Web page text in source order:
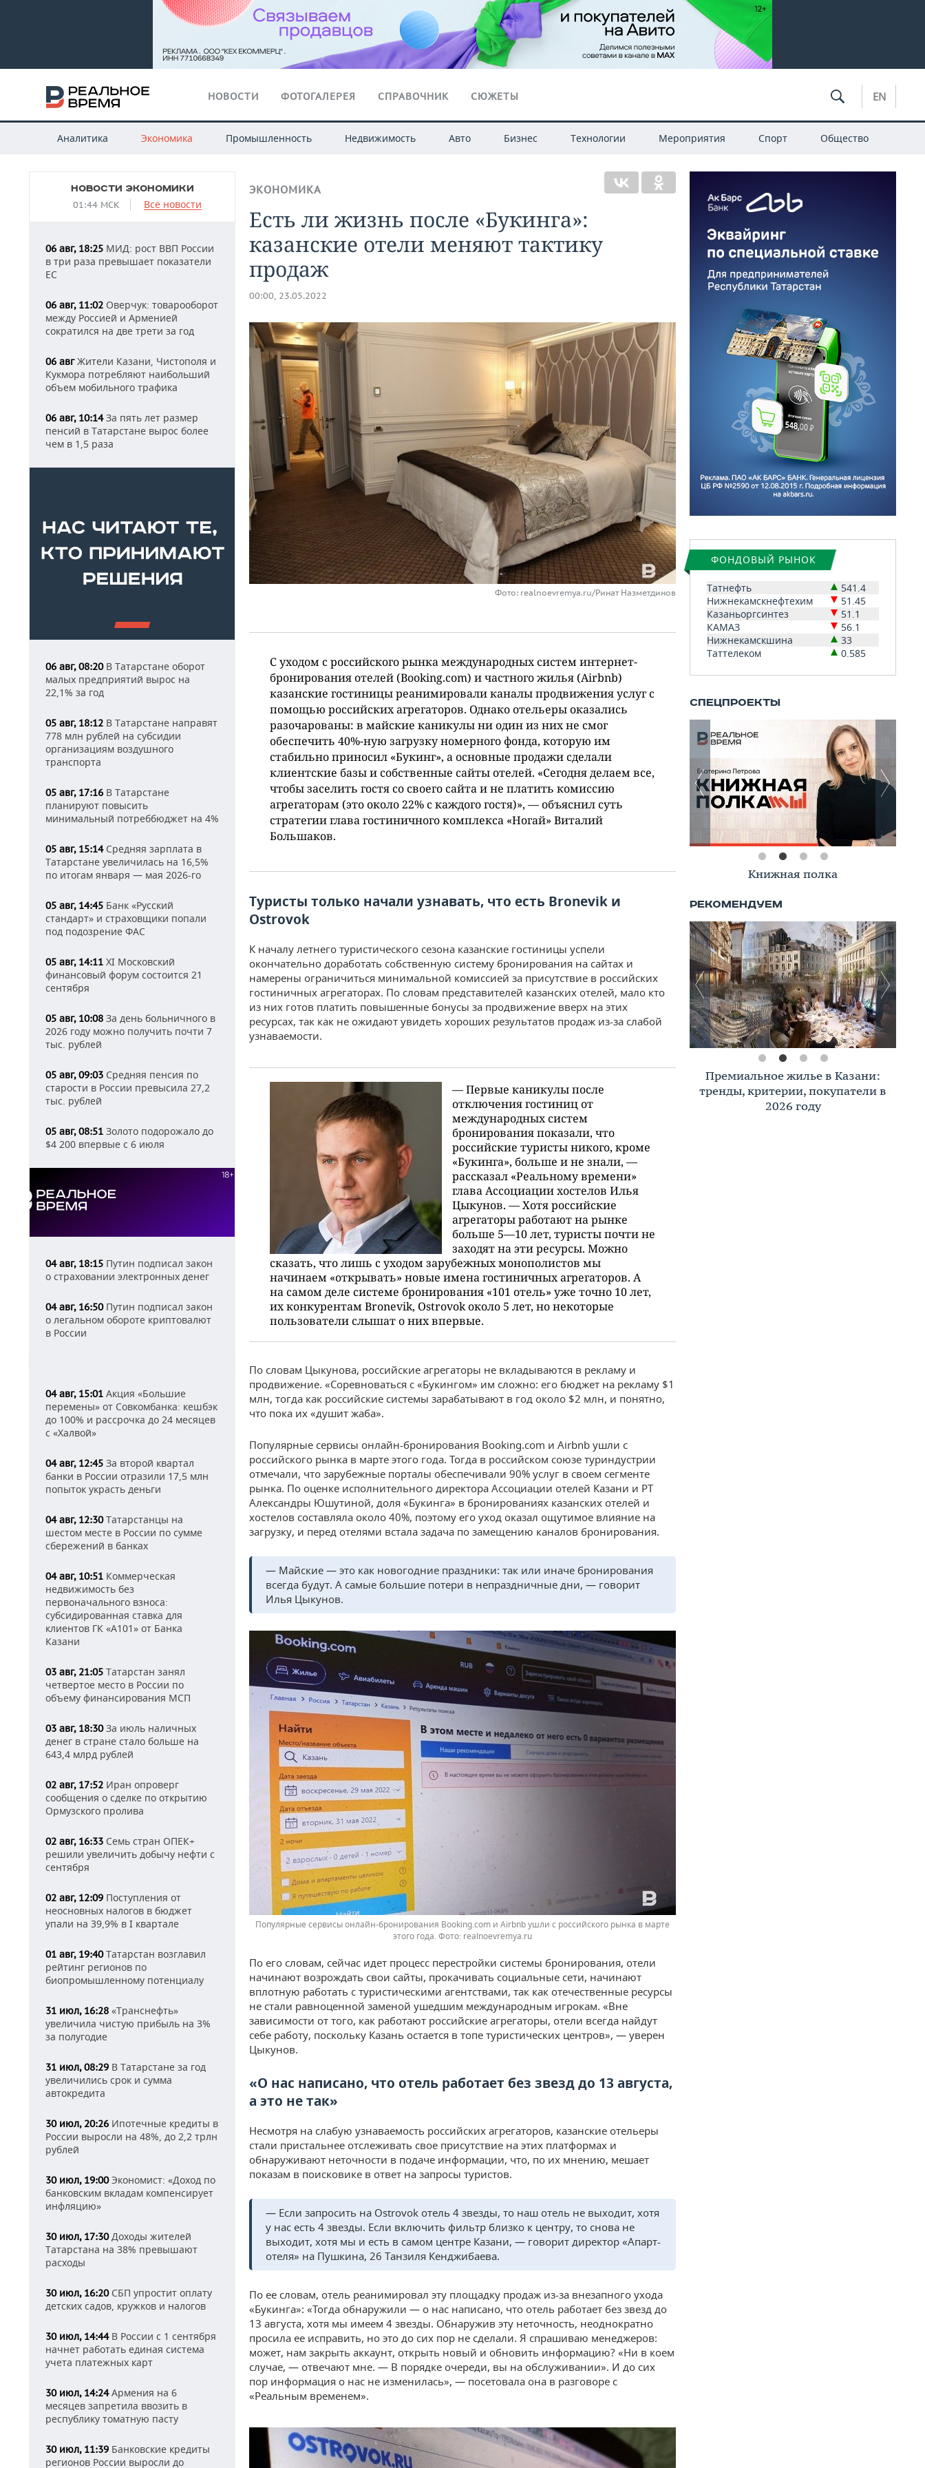
НОВОСТИ ФОТОГАЛЕРЕЯ СПРАВОЧНИК СЮЖЕТЫ EN
Аналитика Экономика Промышленность Недвижимость Авто Бизнес Технологии Мероприятия Спорт Общество
НОВОСТИ ЭКОНОМИКИ
01:44 МСК Все новости
06 авг, 18:25 МИД: рост ВВП России
в три раза превышает показатели
ЕС
06 авг, 11:02 Оверчук: товарооборот
между Россией и Арменией
сократился на две трети за год
06 авгЖители Казани, Чистополя и
Кукмора потребляют наибольший
объем мобильного трафика
06 авг, 10:14За пять лет размер
пенсий в Татарстане вырос более
чем в 1,5 раза
06 авг, 08:20В Татарстане оборот
малых предприятий вырос на
22,1% за год
05 авг, 18:12 В Татарстане направят
778 млн рублей на субсидии
организациям воздушного
транспорта
05 авг, 17:16 В Татарстане
планируют повысить
минимальный потреббюджет на 4%
05 авг, 15:14Средняя зарплата в
Татарстане увеличилась на 16,5%
по итогам января — мая 2026-го
05 авг, 14:45 Банк «Русский
стандарт» и страховщики попали
под подозрение ФАС
05 авг, 14:11 XI Московский
финансовый форум состоится 21
сентября
05 авг, 10:08 За день больничного в
2026 году можно получить почти 7
тыс. рублей
05 авг, 09:03 Средняя пенсия по
старости в России превысила 27,2
тыс. рублей
05 авг, 08:51 Золото подорожало до
$4 200 впервые с 6 июля
04 авг, 18:15 Путин подписал закон
о страховании электронных денег
04 авг, 16:50Путин подписал закон
о легальном обороте криптовалют
в России
04 авг, 15:01 Акция «Большие
перемены» от Совкомбанка: кешбэк
до 100% и рассрочка до 24 месяцев
с «Халвой»
04 авг, 12:45 За второй квартал
банки в России отразили 17,5 млн
попыток украсть деньги
04 авг, 12:30Татарстанцы на
шестом месте в России по сумме
сбережений в банках
04 авг, 10:51 Коммерческая
недвижимость без
первоначального взноса:
субсидированная ставка для
клиентов ГК «А101» от Банка
Казани
03 авг, 21:05 Татарстан занял
четвертое место в России по
объему финансирования МСП
03 авг, 18:30За июль наличных
денег в стране стало больше на
643,4 млрд рублей
02 авг, 17:52 Иран опроверг
сообщения о сделке по открытию
Ормузского пролива
02 авг, 16:33 Семь стран ОПЕК+
решили увеличить добычу нефти с
сентября
02 авг, 12:09 Поступления от
неосновных налогов в бюджет
упали на 39,9% в I квартале
01 авг, 19:40Татарстан возглавил
рейтинг регионов по
биопромышленному потенциалу
31 июл, 16:28 «Транснефть»
увеличила чистую прибыль на 3%
за полугодие
31 июл, 08:29 В Татарстане за год
увеличились срок и сумма
автокредита
30 июл, 20:26 Ипотечные кредиты в
России выросли на 48%, до 2,2 трлн
рублей
30 июл, 19:00Экономист: «Доход по
банковским вкладам компенсирует
инфляцию»
30 июл, 17:30Доходы жителей
Татарстана на 38% превышают
расходы
30 июл, 16:20СБП упростит оплату
детских садов, кружков и налогов
30 июл, 14:44В России с 1 сентября
начнет работать единая система
учета платежных карт
30 июл, 14:24Армения на 6
месяцев запретила ввозить в
республику томатную пасту
30 июл, 11:39 Банковские кредиты
регионов России выросли до
ЭКОНОМИКА
Есть ли жизнь после «Букинга»:
казанские отели меняют тактику
продаж
00:00, 23.05.2022
Фото: realnoevremya.ru/Ринат Назметдинов
С уходом с российского рынка международных систем интернет-
бронирования отелей (Booking.com) и частного жилья (Airbnb)
казанские гостиницы реанимировали каналы продвижения услуг с
помощью российских агрегаторов. Однако отельеры оказались
разочарованы: в майские каникулы ни один из них не смог
обеспечить 40%-ную загрузку номерного фонда, которую им
стабильно приносил «Букинг», а основные продажи сделали
клиентские базы и собственные сайты отелей. «Сегодня делаем все,
чтобы заселить гостя со своего сайта и не платить комиссию
агрегаторам (это около 22% с каждого гостя)», — объяснил суть
стратегии глава гостиничного комплекса «Ногай» Виталий
Большаков.
Туристы только начали узнавать, что есть Bronevik и
Оstrovok
К началу летнего туристического сезона казанские гостиницы успели
окончательно доработать собственную систему бронирования на сайтах и
намерены ограничиться минимальной комиссией за присутствие в российских
гостиничных агрегаторах. По словам представителей казанских отелей, мало кто
из них готов платить повышенные бонусы за продвижение вверх на этих
ресурсах, так как не ожидают увидеть хороших результатов продаж из-за слабой
узнаваемости.
— Первые каникулы после
отключения гостиниц от
международных систем
бронирования показали, что
российские туристы никого, кроме
«Букинга», больше и не знали, —
рассказал «Реальному времени»
глава Ассоциации хостелов Илья
Цыкунов. — Хотя российские
агрегаторы работают на рынке
больше 5—10 лет, туристы почти не
заходят на эти ресурсы. Можно
сказать, что лишь с уходом зарубежных монополистов мы
начинаем «открывать» новые имена гостиничных агрегаторов. А
на самом деле системе бронирования «101 отель» уже точно 10 лет,
их конкурентам Bronevik, Оstrovok около 5 лет, но некоторые
пользователи слышат о них впервые.
По словам Цыкунова, российские агрегаторы не вкладываются в рекламу и
продвижение. «Соревноваться с «Букингом» им сложно: его бюджет на рекламу $1
млн, тогда как российские системы зарабатывают в год около $2 млн, и понятно,
что пока их «душит жаба».
Популярные сервисы онлайн-бронирования Booking.com и Airbnb ушли с
российского рынка в марте этого года. Тогда в российском союзе туриндустрии
отмечали, что зарубежные порталы обеспечивали 90% услуг в своем сегменте
рынка. По оценке исполнительного директора Ассоциации отелей Казани и РТ
Александры Юшутиной, доля «Букинга» в бронированиях казанских отелей и
хостелов составляла около 40%, поэтому его уход оказал ощутимое влияние на
загрузку, и перед отелями встала задача по замещению каналов бронирования.
— Майские — это как новогодние праздники: так или иначе бронирования
всегда будут. А самые большие потери в непраздничные дни, — говорит
Илья Цыкунов.
Популярные сервисы онлайн-бронирования Booking.com и Airbnb ушли с российского рынка в марте
этого года. Фото: realnoevremya.ru
По его словам, сейчас идет процесс перестройки системы бронирования, отели
начинают возрождать свои сайты, прокачивать социальные сети, начинают
вплотную работать с туристическими агентствами, так как отечественные ресурсы
не стали равноценной заменой ушедшим международным игрокам. «Вне
зависимости от того, как работают российские агрегаторы, отели всегда найдут
себе работу, поскольку Казань остается в топе туристических центров», — уверен
Цыкунов.
«О нас написано, что отель работает без звезд до 13 августа,
а это не так»
Несмотря на слабую узнаваемость российских агрегаторов, казанские отельеры
стали пристальнее отслеживать свое присутствие на этих платформах и
обнаруживают неточности в подаче информации, что, по их мнению, мешает
показам в поисковике в ответ на запросы туристов.
— Если запросить на Оstrovok отель 4 звезды, то наш отель не выходит, хотя
у нас есть 4 звезды. Если включить фильтр близко к центру, то снова не
выходит, хотя мы и есть в самом центре Казани, — говорит директор «Апарт-
отеля» на Пушкина, 26 Танзиля Кенджибаева.
По ее словам, отель реанимировал эту площадку продаж из-за внезапного ухода
«Букинга»: «Тогда обнаружили — о нас написано, что отель работает без звезд до
13 августа, хотя мы имеем 4 звезды. Обнаружив эту неточность, неоднократно
просила ее исправить, но это до сих пор не сделали. Я спрашиваю менеджеров:
может, нам закрыть аккаунт, открыть новый и обновить информацию? «Ни в коем
случае, — отвечают мне. — В порядке очереди, вы на обслуживании». И до сих
пор информация о нас не изменилась», — посетовала она в разговоре с
«Реальным временем».
ФОНДОВЫЙ РЫНОК
Татнефть
541.4
Нижнекамскнефтехим
51.45
Казаньоргсинтез
51.1
КАМАЗ
56.1
Нижнекамскшина
33
Таттелеком
0.585
Книжная полка
Премиальное жилье в Казани:
тренды, критерии, покупатели в
2026 году